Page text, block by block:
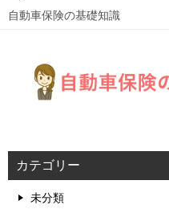
自動車保険の基礎知識
カテゴリー
未分類